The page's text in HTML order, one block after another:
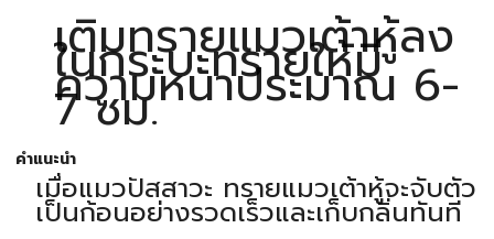
เติมทรายแมวเต้าหู้ลง
ในกระบะทรายให้มี
ความหนาประมาณ 6-
7 ซม.
คำแนะนำ
เมื่อแมวปัสสาวะ ทรายแมวเต้าหู้จะจับตัว
เป็นก้อนอย่างรวดเร็วและเก็บกลิ่นทันที